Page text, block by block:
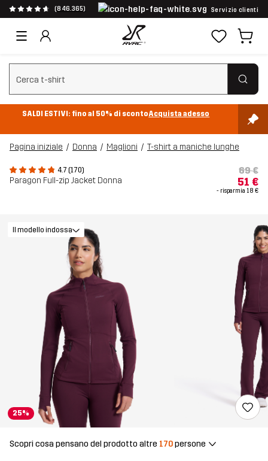
(846.365) Servizio clienti
Cancella ricerca
SALDI ESTIVI: fino al 50% di scontoAcquista adesso
Pagina iniziale Donna Maglioni T-shirt a maniche lunghe
4.7 (170)
Paragon Full-zip Jacket Donna
69 €
51 €
- risparmia 18 €
25%
Il modello indossa
Scopri cosa pensano del prodotto altre 170persone